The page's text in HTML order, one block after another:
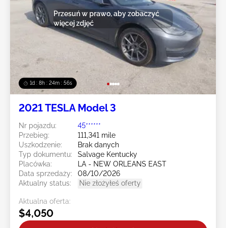
1d : 8h : 24m : 54s
Przesuń w prawo, aby zobaczyć
więcej zdjęć
2021 TESLA Model 3
Nr pojazdu:
45******
Przebieg:
111,341 mile
Uszkodzenie:
Brak danych
Typ dokumentu:
Salvage Kentucky
Placówka:
LA - NEW ORLEANS EAST
Data sprzedaży:
08/10/2026
Aktualny status:
Nie złożyłeś oferty
Aktualna oferta:
$4,050